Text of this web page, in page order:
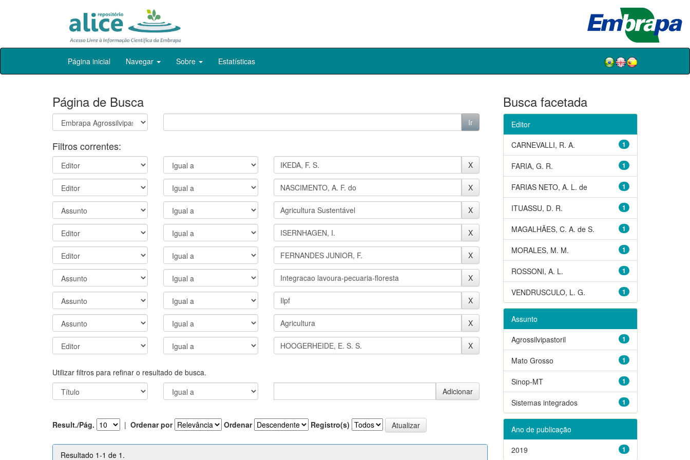
Skip
Página inicial Navegar Sobre Estatísticas
Página de Busca
Filtros correntes:
Utilizar filtros para refinar o resultado de busca.
Result./Pág. | Ordenar por Ordenar Registro(s)
Resultado 1-1 de 1.
Busca facetada
Editor
1
CARNEVALLI, R. A.
1
FARIA, G. R.
1
FARIAS NETO, A. L. de
1
ITUASSU, D. R.
1
MAGALHÃES, C. A. de S.
1
MORALES, M. M.
1
ROSSONI, A. L.
1
VENDRUSCULO, L. G.
Assunto
1
Agrossilvipastoril
1
Mato Grosso
1
Sinop-MT
1
Sistemas integrados
Ano de publicação
1
2019